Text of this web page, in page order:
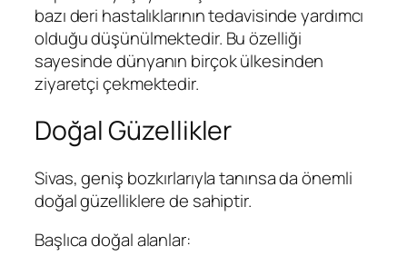
bazı deri hastalıklarının tedavisinde yardımcı
olduğu düşünülmektedir. Bu özelliği
sayesinde dünyanın birçok ülkesinden
ziyaretçi çekmektedir.
Doğal Güzellikler
Sivas, geniş bozkırlarıyla tanınsa da önemli
doğal güzelliklere de sahiptir.
Başlıca doğal alanlar: